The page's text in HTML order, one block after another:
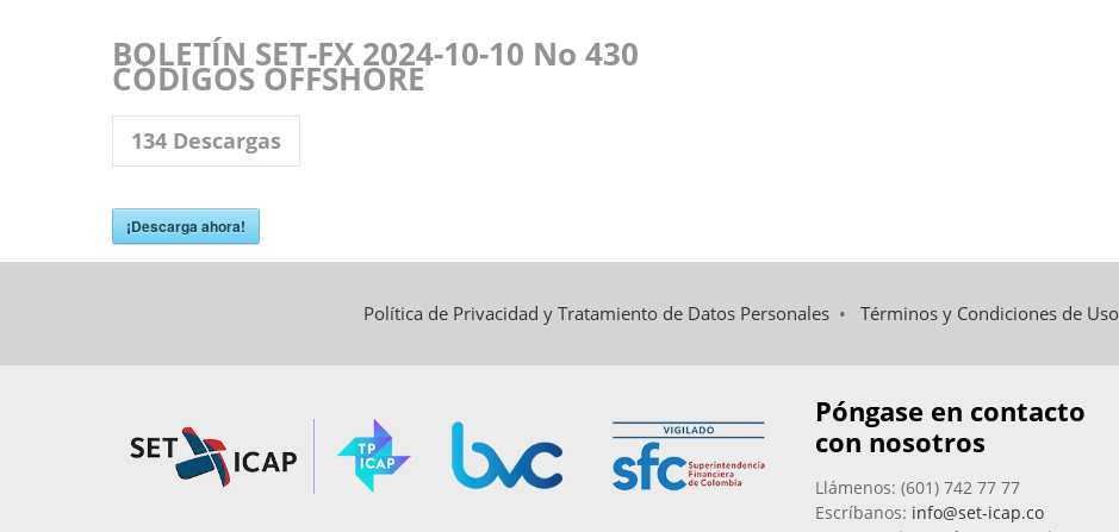
BOLETÍN SET-FX 2024-10-10 No 430
CÓDIGOS OFFSHORE
134Descargas
¡Descarga ahora!
Política de Privacidad y Tratamiento de Datos Personales •Términos y Condiciones de Uso
Póngase en contacto
con nosotros
Llámenos: (601) 742 77 77
Escríbanos: info@set-icap.co